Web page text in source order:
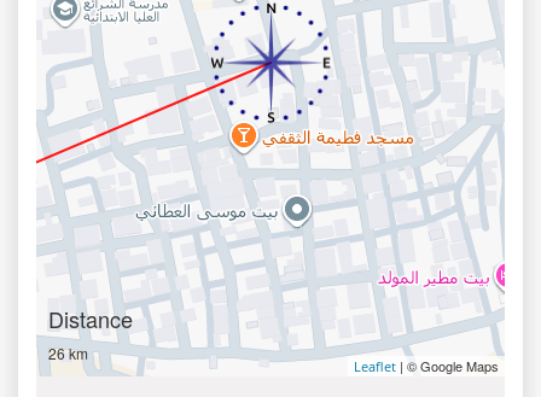
Distance
26 km
Leaflet | © Google Maps